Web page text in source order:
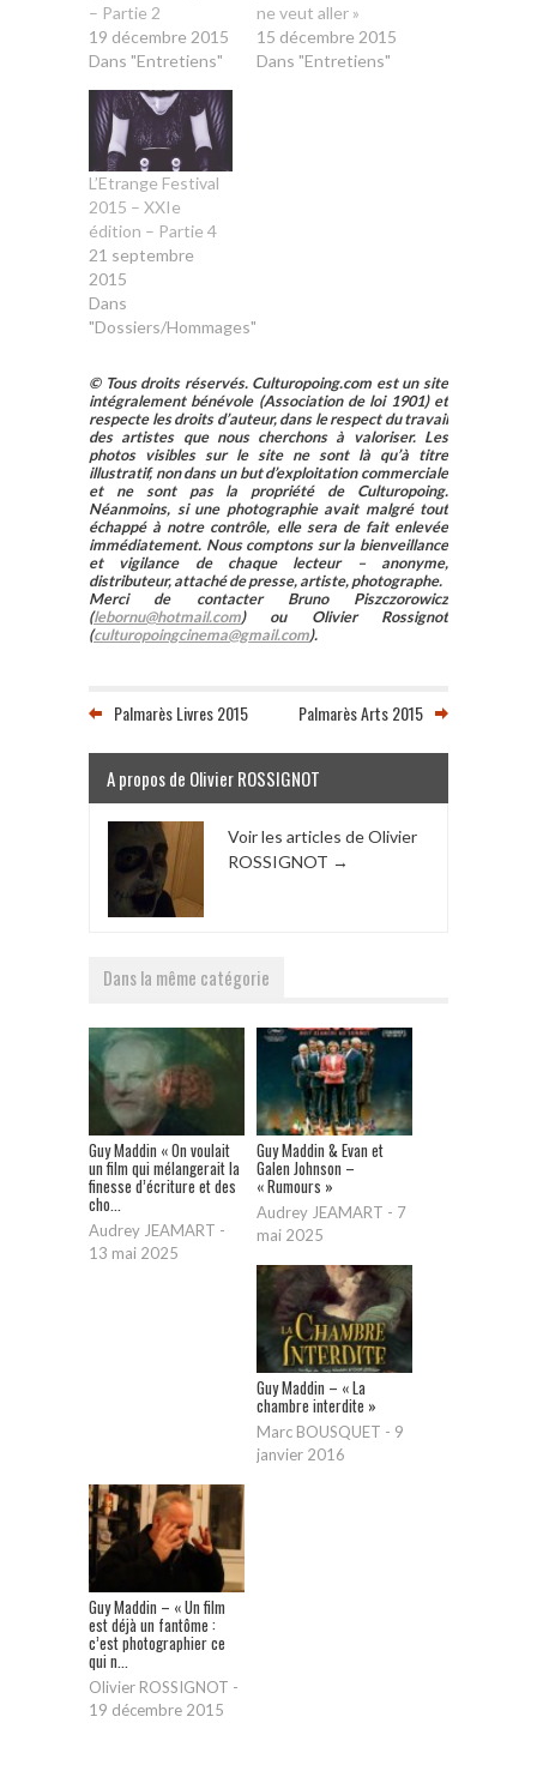
– Partie 2
19 décembre 2015
Dans "Entretiens"
ne veut aller »
15 décembre 2015
Dans "Entretiens"
L’Etrange Festival
2015 – XXIe
édition – Partie 4
21 septembre
2015
Dans
"Dossiers/Hommages"
© Tous droits réservés. Culturopoing.com est un site
intégralement bénévole (Association de loi 1901) et
respecte les droits d’auteur, dans le respect du travail
des artistes que nous cherchons à valoriser. Les
photos visibles sur le site ne sont là qu’à titre
illustratif, non dans un but d’exploitation commerciale
et ne sont pas la propriété de Culturopoing.
Néanmoins, si une photographie avait malgré tout
échappé à notre contrôle, elle sera de fait enlevée
immédiatement. Nous comptons sur la bienveillance
et vigilance de chaque lecteur – anonyme,
distributeur, attaché de presse, artiste, photographe.
Merci de contacter Bruno Piszczorowicz
(lebornu@hotmail.com) ou Olivier Rossignot
(culturopoingcinema@gmail.com).
Palmarès Livres 2015 Palmarès Arts 2015
A propos de Olivier ROSSIGNOT
Voir les articles de Olivier
ROSSIGNOT →
Dans la même catégorie
Guy Maddin « On voulait
un film qui mélangerait la
finesse d’écriture et des
cho...
Audrey JEAMART -
13 mai 2025
Guy Maddin & Evan et
Galen Johnson –
« Rumours »
Audrey JEAMART - 7
mai 2025
Guy Maddin – « La
chambre interdite »
Marc BOUSQUET - 9
janvier 2016
Guy Maddin – « Un film
est déjà un fantôme :
c’est photographier ce
qui n...
Olivier ROSSIGNOT -
19 décembre 2015